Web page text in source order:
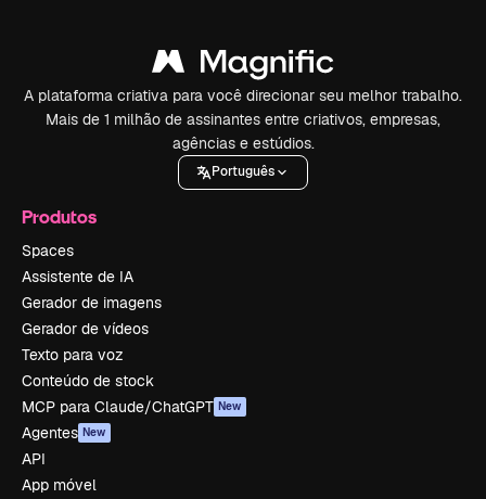
A plataforma criativa para você direcionar seu melhor trabalho.
Mais de 1 milhão de assinantes entre criativos, empresas,
agências e estúdios.
Português
Produtos
Spaces
Assistente de IA
Gerador de imagens
Gerador de vídeos
Texto para voz
Conteúdo de stock
MCP para Claude/ChatGPT New
Agentes New
API
App móvel